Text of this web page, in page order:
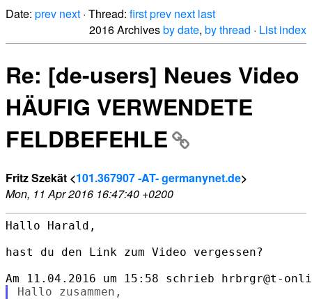
Date: prev next · Thread: firstprev next last
2016 Archivesby date, by thread · List index
Re: [de-users] Neues Video
HÄUFIG VERWENDETE
FELDBEFEHLE
Fritz Szekät <101.367907 -AT- germanynet.de>
Mon, 11 Apr 2016 16:47:40 +0200
Hallo Harald,
hast du den Link zum Video vergessen?
Hallo zusammen,